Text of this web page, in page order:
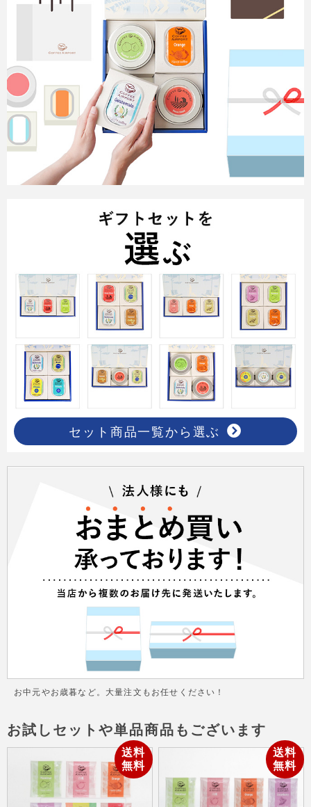
セット商品一覧から選ぶ
お中元やお歳暮など。大量注文もお任せください！
お試しセットや単品商品もございます
送料
無料
送料
無料